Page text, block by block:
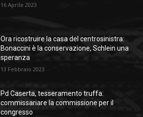
16 Aprile 2023
Ora ricostruire la casa del centrosinistra:
Bonaccini è la conservazione, Schlein una
speranza
13 Febbraio 2023
Pd Caserta, tesseramento truffa:
commissariare la commissione per il
congresso